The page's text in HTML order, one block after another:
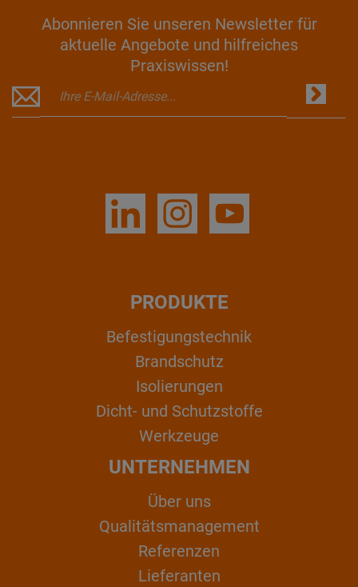
Abonnieren Sie unseren Newsletter für
aktuelle Angebote und hilfreiches
Praxiswissen!
PRODUKTE
Befestigungstechnik
Brandschutz
Isolierungen
Dicht- und Schutzstoffe
Werkzeuge
UNTERNEHMEN
Über uns
Qualitätsmanagement
Referenzen
Lieferanten